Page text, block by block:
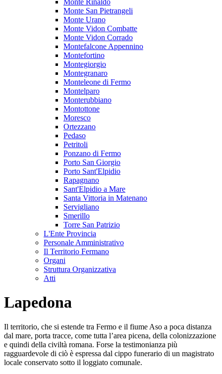
Monte Rinaldo
Monte San Pietrangeli
Monte Urano
Monte Vidon Combatte
Monte Vidon Corrado
Montefalcone Appennino
Montefortino
Montegiorgio
Montegranaro
Monteleone di Fermo
Montelparo
Monterubbiano
Montottone
Moresco
Ortezzano
Pedaso
Petritoli
Ponzano di Fermo
Porto San Giorgio
Porto Sant'Elpidio
Rapagnano
Sant'Elpidio a Mare
Santa Vittoria in Matenano
Servigliano
Smerillo
Torre San Patrizio
L'Ente Provincia
Personale Amministrativo
Il Territorio Fermano
Organi
Struttura Organizzativa
Atti
Lapedona
Il territorio, che si estende tra Fermo e il fiume Aso a poca distanza
dal mare, porta tracce, come tutta l’area picena, della colonizzazione
e quindi della civiltà romana. Forse la testimonianza più
ragguardevole di ciò è espressa dal cippo funerario di un magistrato
locale conservato sotto il loggiato comunale.